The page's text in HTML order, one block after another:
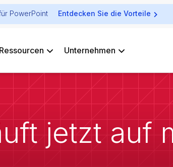
PowerPoint Entdecken Sie die Vorteile
Ressourcen Unternehmen
jetzt auf